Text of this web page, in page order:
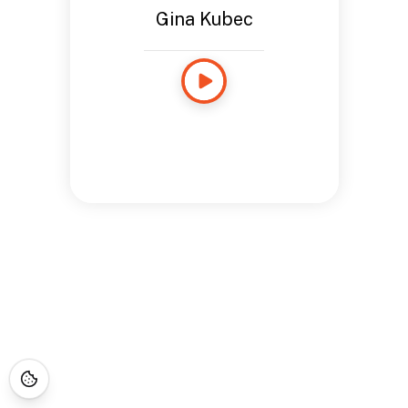
Gina Kubec